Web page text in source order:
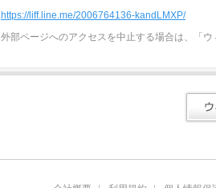
https://liff.line.me/2006764136-kandLMXP/
外部ページへのアクセスを中止する場合は、「